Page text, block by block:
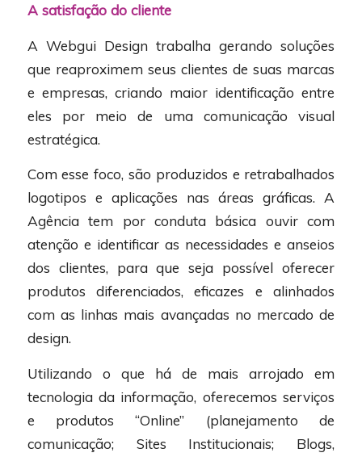
A satisfação do cliente
A Webgui Design trabalha gerando soluções
que reaproximem seus clientes de suas marcas
e empresas, criando maior identificação entre
eles por meio de uma comunicação visual
estratégica.
Com esse foco, são produzidos e retrabalhados
logotipos e aplicações nas áreas gráficas. A
Agência tem por conduta básica ouvir com
atenção e identificar as necessidades e anseios
dos clientes, para que seja possível oferecer
produtos diferenciados, eficazes e alinhados
com as linhas mais avançadas no mercado de
design.
Utilizando o que há de mais arrojado em
tecnologia da informação, oferecemos serviços
e produtos “Online” (planejamento de
comunicação; Sites Institucionais; Blogs,